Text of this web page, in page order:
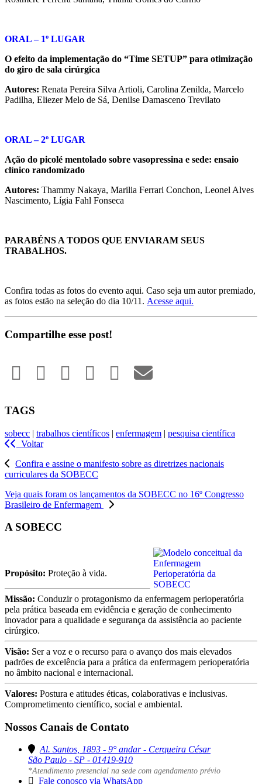
ORAL – 1º LUGAR
O efeito da implementação do “Time SETUP” para otimização
do giro de sala cirúrgica
Autores: Renata Pereira Silva Artioli, Carolina Zenilda, Marcelo
Padilha, Eliezer Melo de Sá, Denilse Damasceno Trevilato
ORAL – 2º LUGAR
Ação do picolé mentolado sobre vasopressina e sede: ensaio
clínico randomizado
Autores: Thammy Nakaya, Marilia Ferrari Conchon, Leonel Alves
Nascimento, Lígia Fahl Fonseca
PARABÉNS A TODOS QUE ENVIARAM SEUS
TRABALHOS.
Confira todas as fotos do evento aqui. Caso seja um autor premiado,
as fotos estão na seleção do dia 10/11. Acesse aqui.
Compartilhe esse post!
TAGS
sobecc | trabalhos científicos | enfermagem | pesquisa científica
Voltar
Confira e assine o manifesto sobre as diretrizes nacionais
curriculares da SOBECC
Veja quais foram os lançamentos da SOBECC no 16º Congresso
Brasileiro de Enfermagem
A SOBECC
Propósito: Proteção à vida.
Missão: Conduzir o protagonismo da enfermagem perioperatória
pela prática baseada em evidência e geração de conhecimento
inovador para a qualidade e segurança da assistência ao paciente
cirúrgico.
Visão: Ser a voz e o recurso para o avanço dos mais elevados
padrões de excelência para a prática da enfermagem perioperatória
no âmbito nacional e internacional.
Valores: Postura e atitudes éticas, colaborativas e inclusivas.
Comprometimento científico, social e ambiental.
Nossos Canais de Contato
Al. Santos, 1893 - 9° andar - Cerqueira César
São Paulo - SP - 01419-910
*Atendimento presencial na sede com agendamento prévio
Fale conosco via WhatsApp